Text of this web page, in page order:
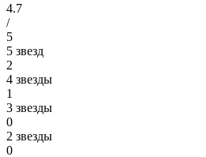
4.7
/
5
5 звезд
2
4 звезды
1
3 звезды
0
2 звезды
0